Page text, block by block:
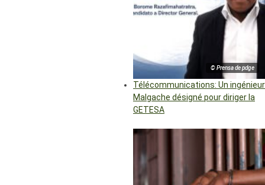
© Prensa de pdge
Télécommunications: Un ingénieur
Malgache désigné pour diriger la
GETESA